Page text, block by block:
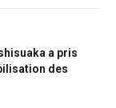
a pris
des